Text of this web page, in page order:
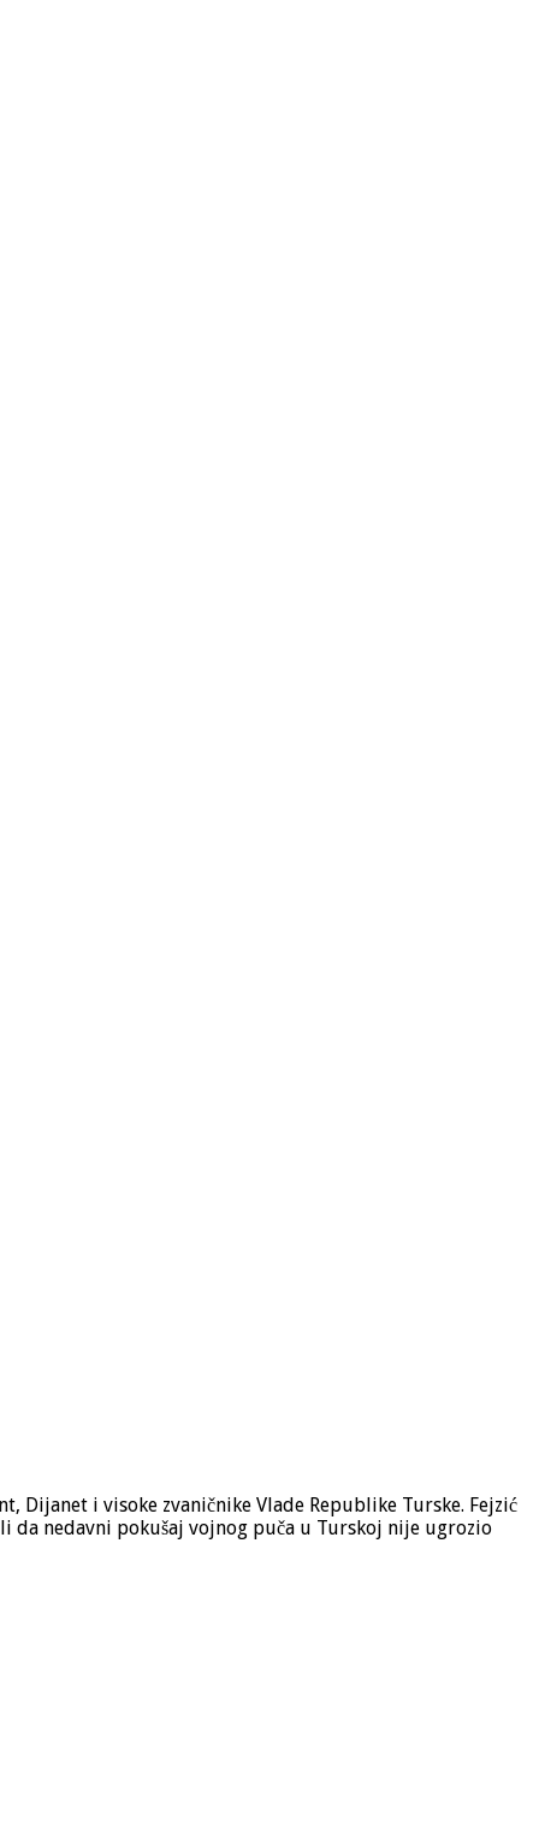
Dijanet i visoke zvaničnike Vlade Republike Turske. Fejzić
da nedavni pokušaj vojnog puča u Turskoj nije ugrozio